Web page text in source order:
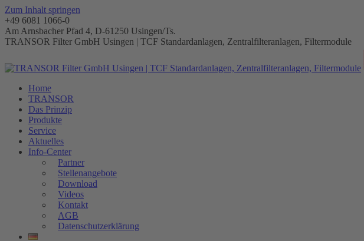
Zum Inhalt springen
+49 6081 1066-0
Am Arnsbacher Pfad 4, D-61250 Usingen/Ts.
TRANSOR Filter GmbH Usingen | TCF Standardanlagen, Zentralfilteranlagen, Filtermodule
Home
TRANSOR
Das Prinzip
Produkte
Service
Aktuelles
Info-Center
Partner
Stellenangebote
Download
Videos
Kontakt
AGB
Datenschutzerklärung